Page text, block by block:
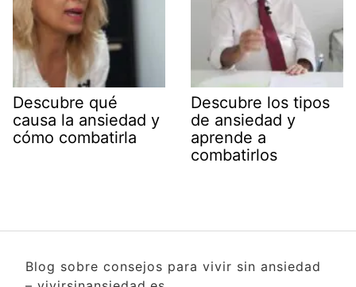
Descubre qué
causa la ansiedad y
cómo combatirla
Descubre los tipos
de ansiedad y
aprende a
combatirlos
Blog sobre consejos para vivir sin ansiedad